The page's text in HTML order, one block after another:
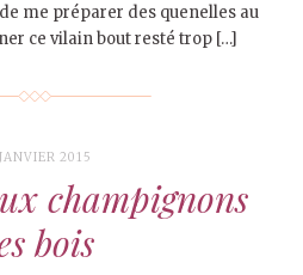
me préparer des quenelles au
ce vilain bout resté trop […]
2015
champignons
bois